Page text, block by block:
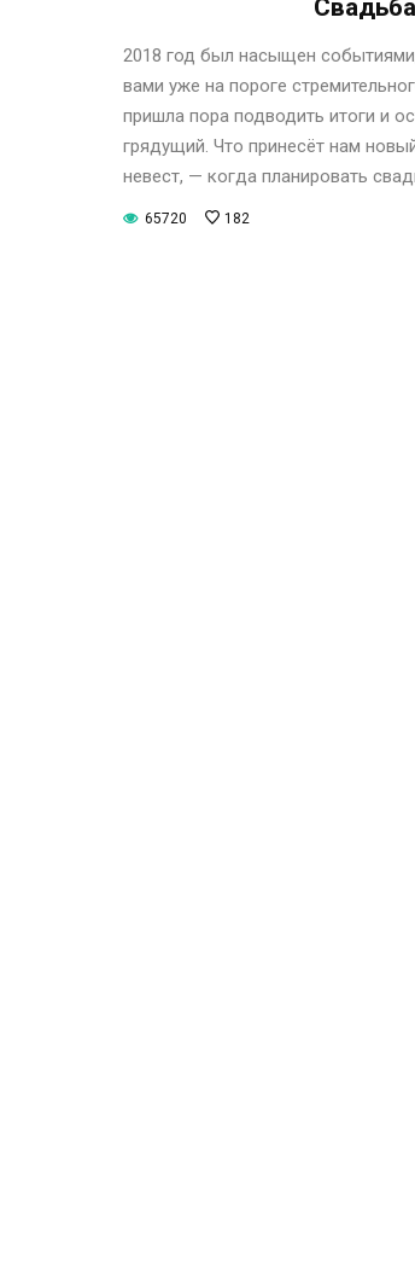
2018 год был насыщен
вами уже на пороге
пришла пора подводить итоги и
грядущий. Что принесёт нам
невест, — когда планировать
65720 182